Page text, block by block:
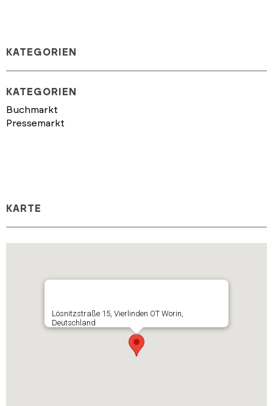
KATEGORIEN
KATEGORIEN
Buchmarkt
Pressemarkt
KARTE
Lösnitzstraße 15, Vierlinden OT Worin,
Deutschland